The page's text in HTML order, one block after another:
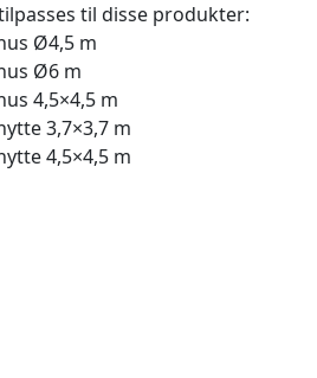
til disse produkter:
Ø4,5 m
Ø6 m
4,5×4,5 m
3,7×3,7 m
4,5×4,5 m